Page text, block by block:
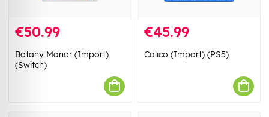
€50.99
Botany Manor (Import)
(Switch)
€45.99
Calico (Import) (PS5)